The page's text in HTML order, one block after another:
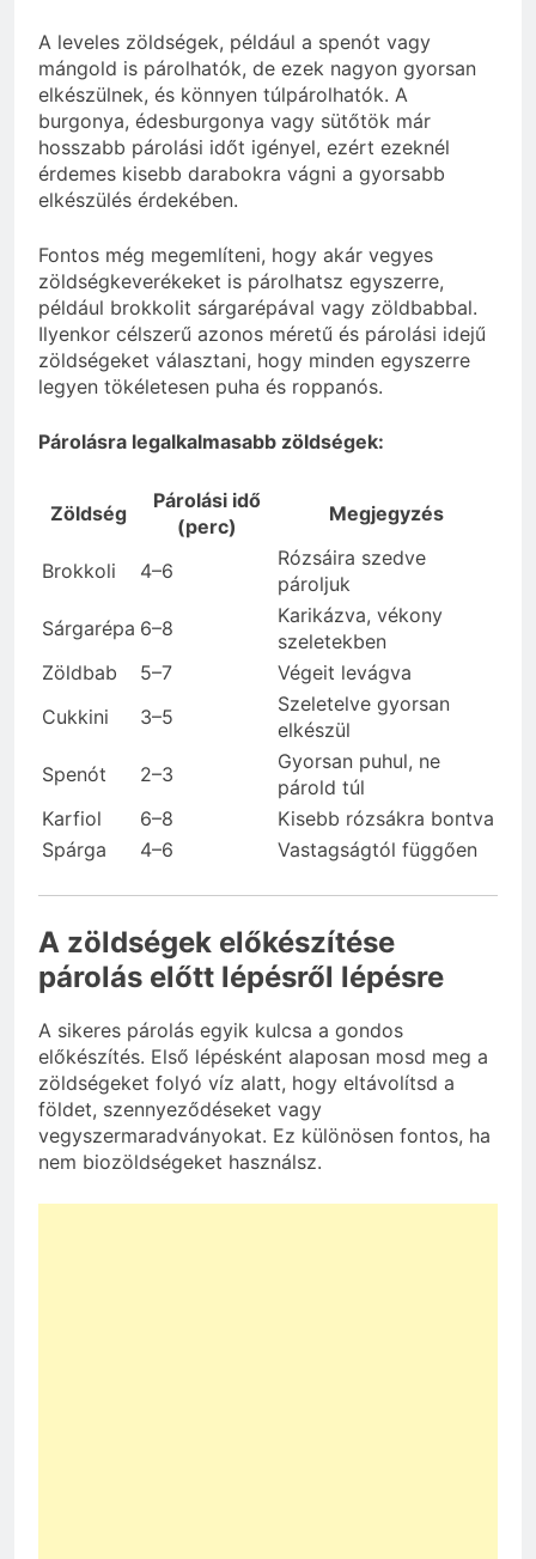
A leveles zöldségek, például a spenót vagy
mángold is párolhatók, de ezek nagyon gyorsan
elkészülnek, és könnyen túlpárolhatók. A
burgonya, édesburgonya vagy sütőtök már
hosszabb párolási időt igényel, ezért ezeknél
érdemes kisebb darabokra vágni a gyorsabb
elkészülés érdekében.
Fontos még megemlíteni, hogy akár vegyes
zöldségkeverékeket is párolhatsz egyszerre,
például brokkolit sárgarépával vagy zöldbabbal.
Ilyenkor célszerű azonos méretű és párolási idejű
zöldségeket választani, hogy minden egyszerre
legyen tökéletesen puha és roppanós.
Párolásra legalkalmasabb zöldségek:
Zöldség
Párolási idő
(perc)
Megjegyzés
Brokkoli 4–6
Rózsáira szedve
pároljuk
Sárgarépa 6–8
Karikázva, vékony
szeletekben
Zöldbab
5–7
Végeit levágva
Cukkini
3–5
Szeletelve gyorsan
elkészül
Spenót
2–3
Gyorsan puhul, ne
párold túl
Karfiol
6–8
Kisebb rózsákra bontva
Spárga
4–6 Vastagságtól függően
A zöldségek előkészítése
párolás előtt lépésről lépésre
A sikeres párolás egyik kulcsa a gondos
előkészítés. Első lépésként alaposan mosd meg a
zöldségeket folyó víz alatt, hogy eltávolítsd a
földet, szennyeződéseket vagy
vegyszermaradványokat. Ez különösen fontos, ha
nem biozöldségeket használsz.